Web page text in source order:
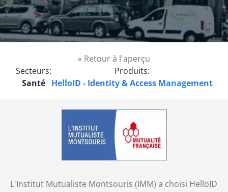
« Retour à l'aperçu
Secteurs:
Santé
Produits:
HelloID - Identity & Access Management
L'Institut Mutualiste Montsouris (IMM) a choisi HelloID